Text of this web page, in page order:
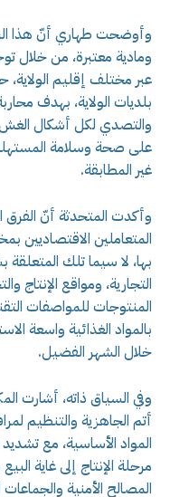
وأوضحت طهاري أنّ هذا
عبر مختلف إقليم
بلديات الولاية، بهدف
والتصدي لكل أشكال الغش
على صحة وسلامة
غير المطابقة.
وأكدت المتحدثة أنّ
المتعاملين الاقتصاديين
بها، لا سيما تلك
التجارية، ومواقع الإنتاج
المنتوجات للمواصفات
بالمواد الغذائية واسعة
خلال الشهر الفضيل.
وفي السياق ذاته، أشارت
أتم الجاهزية والتنظيم
المواد الأساسية، مع
مرحلة الإنتاج إلى غاية
المصالح الأمنية